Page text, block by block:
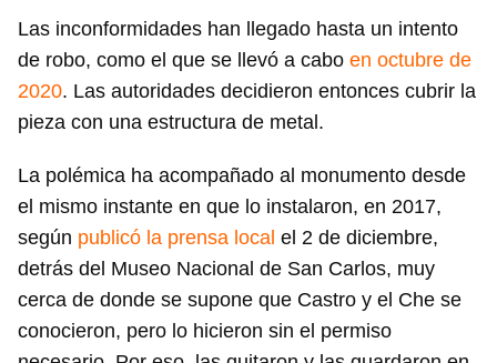
Las inconformidades han llegado hasta un intento
de robo, como el que se llevó a cabo en octubre de
2020. Las autoridades decidieron entonces cubrir la
pieza con una estructura de metal.
La polémica ha acompañado al monumento desde
el mismo instante en que lo instalaron, en 2017,
según publicó la prensa local el 2 de diciembre,
detrás del Museo Nacional de San Carlos, muy
cerca de donde se supone que Castro y el Che se
conocieron, pero lo hicieron sin el permiso